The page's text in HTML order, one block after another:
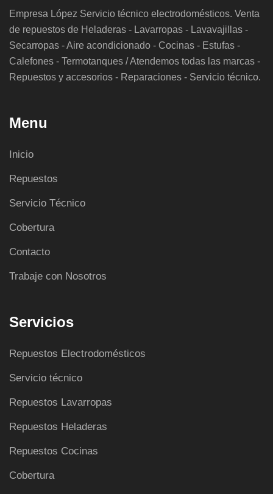
Empresa López Servicio técnico electrodomésticos. Venta
de repuestos de Heladeras - Lavarropas - Lavavajillas -
Secarropas - Aire acondicionado - Cocinas - Estufas -
Calefones - Termotanques / Atendemos todas las marcas -
Repuestos y accesorios - Reparaciones - Servicio técnico.
Menu
Inicio
Repuestos
Servicio Técnico
Cobertura
Contacto
Trabaje con Nosotros
Servicios
Repuestos Electrodomésticos
Servicio técnico
Repuestos Lavarropas
Repuestos Heladeras
Repuestos Cocinas
Cobertura